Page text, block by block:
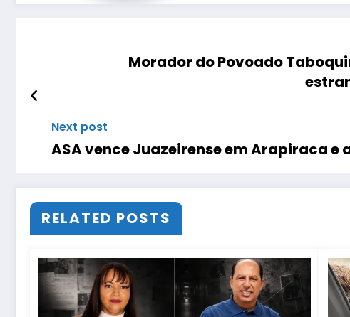
Morador do Povoado
Next post
ASA vence Juazeirense em Arapiraca e
RELATED POSTS